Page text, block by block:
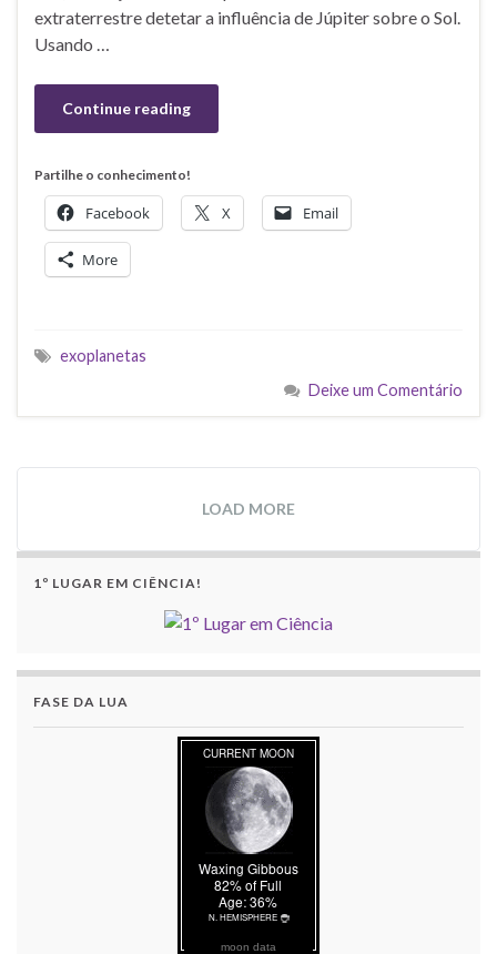
extraterrestre detetar a influência de Júpiter sobre o Sol.
Usando …
Continue reading
Partilhe o conhecimento!
Facebook X Email
More
exoplanetas
Deixe um Comentário
LOAD MORE
1º LUGAR EM CIÊNCIA!
FASE DA LUA
moon data